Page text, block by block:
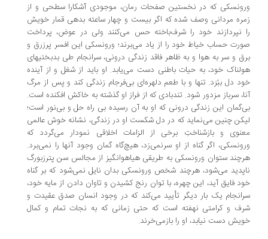
که در نخستین صفحات رمان، موجودی آشکارا سطحی و از
مردانی وصف شده که اگر بیست و چهار ساعته بدهی قمار خویش
نپردازند خود را شرف‌باخته حس می‌کنند ولی در عوض، پرداخت
حساب خیاط خود را از یاد می‌برند؛ ورونسکی این افسر پرزرق و
و سر به هوا و به ظاهر فاقد زندگی درونی، سرانجام طی بدبختیهای
خود، به حیات باطنی دست می‌یابد. او باید از شغل و از آینده
دل ببُرَد. تنها و با طعم دلهره‌ای بی‌فرجام زندگی کند و پس از مرگ
سرباز مزدور‌ شود. تندبادی که از فراز او گذشته به خاکش افکنده است.
این زندگی درونی که او به آن رسیده بی‌ راه حل و بی‌نور است؛
چنین می‌نماید که در دل شکست او در زندگی، نشانه خوش عالمی
و بازشناختِ برخی از الزامات اخلاقی نمودار می‌گردد که
اگر گناه از او سرنمی‌زد، هیچ‌گاه گمان وجود آنها را نمی‌برد.
ستوان ورونسکی به طریقی هیاهوانگیز از مجالس سن پترزبورگ
می‌شود، هرچند شخص ورونسکی بدان نایل نمی‌شود که بر گناه
فایق آید، این چهره، با توان رنج کشیدن و تاوان دادن از مایه خود،
یک بار دیگر تأیید می‌کند که در وجود انسان صدق عقیدت و
و کرامتی نهفته است که حتی زمانی که به نجات تمام و کمال
دست نیابد، او را بازمی‌خرند.